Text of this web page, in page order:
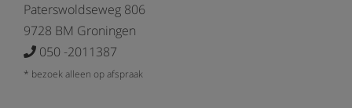
Paterswoldseweg 806
9728 BM Groningen
050 -2011387
* bezoek alleen op afspraak